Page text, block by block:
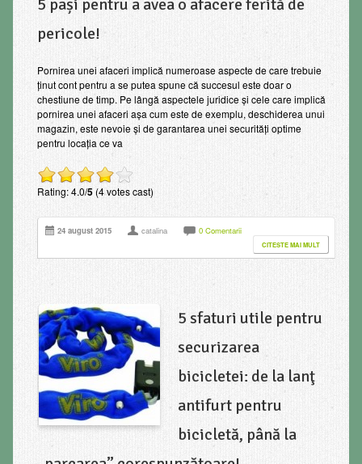
5 pași pentru a avea o afacere ferită de
pericole!
Pornirea unei afaceri implică numeroase aspecte de care trebuie
ținut cont pentru a se putea spune că succesul este doar o
chestiune de timp. Pe lângă aspectele juridice și cele care implică
pornirea unei afaceri așa cum este de exemplu, deschiderea unui
magazin, este nevoie și de garantarea unei securități optime
pentru locația ce va
Rating: 4.0/5(4 votes cast)
24 august 2015 catalina 0 Comentarii
CITESTE MAI MULT
5 sfaturi utile pentru
securizarea
bicicletei: de la lanţ
antifurt pentru
bicicletă, până la